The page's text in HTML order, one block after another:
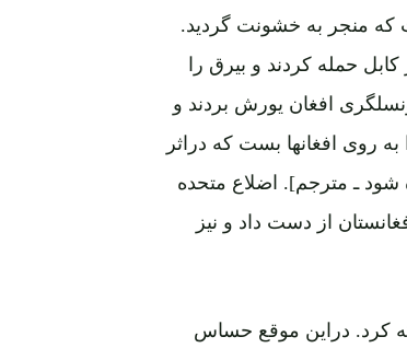
که منجر به خشونت گردید.
حمله کردند و بیرق را
افغان یورش بردند و
روی افغانها بست که دراثر
به اقتصاد افغانستان وارد گردید[پاورقی (5) دیده شود ـ مترجم]. اضلاع متحده
از دست داد و نیز
کرد. دراین موقع حساس